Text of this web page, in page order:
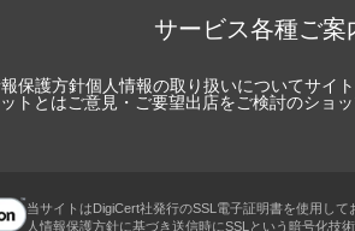
サービス各種ご案
保護方針個人情報の取り扱いについてサイ
トとはご意見・ご要望出店をご検討のショ
当サイトはDigiCert社発行のSSL電子証明書を使用し
人情報保護方針に基づき送信時にSSLという暗号化技術